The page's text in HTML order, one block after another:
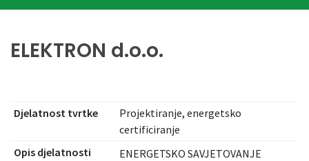
ELEKTRON d.o.o.
Djelatnost tvrtke
Projektiranje, energetsko
certificiranje
Opis djelatnosti
ENERGETSKO SAVJETOVANJE